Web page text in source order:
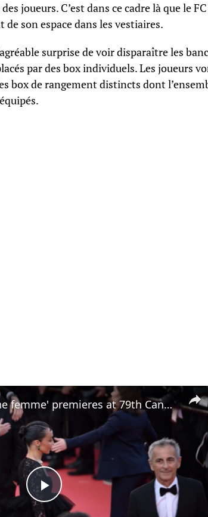
joueurs. C’est dans ce cadre là que le
son espace dans les vestiaires.
surprise de voir disparaître les
par des box individuels. Les joueurs
box de rangement distincts dont
Play
France: 'La Vie d'une femme' premieres at 79th Cannes Film Festival.